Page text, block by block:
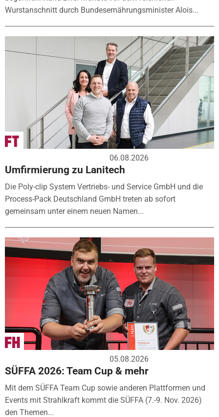
Wurstanschnitt durch Bundesernährungsminister Alois...
06.08.2026
Umfirmierung zu Lanitech
Die Poly-clip System Vertriebs- und Service GmbH und die
Process-Pack Deutschland GmbH treten ab sofort
gemeinsam unter einem neuen Namen...
05.08.2026
SÜFFA 2026: Team Cup & mehr
Mit dem SÜFFA Team Cup sowie anderen Plattformen und
Events mit Strahlkraft kommt die SÜFFA (7.-9. Nov. 2026)
den Themen...